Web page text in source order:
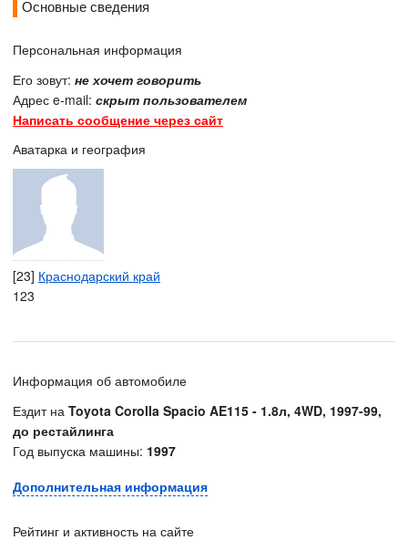
Основные сведения
Персональная информация
Его зовут: не хочет говорить
Адрес e-mail: скрыт пользователем
Написать сообщение через сайт
Аватарка и география
[23] Краснодарский край
123
Информация об автомобиле
Ездит на Toyota Corolla Spacio AE115 - 1.8л, 4WD, 1997-99,
до рестайлинга
Год выпуска машины: 1997
Дополнительная информация
Рейтинг и активность на сайте